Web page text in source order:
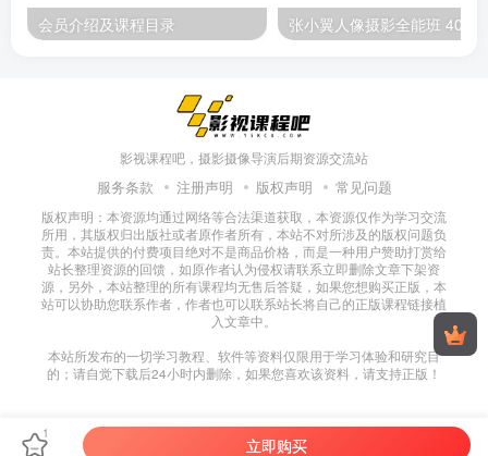
会员介绍及课程目录
影视课程吧，摄影摄像导演后期资源交流站
服务条款 注册声明 版权声明 常见问题
版权声明：本资源均通过网络等合法渠道获取，本资源仅作为学习交流
所用，其版权归出版社或者原作者所有，本站不对所涉及的版权问题负
责。本站提供的付费项目绝对不是商品价格，而是一种用户赞助打赏给
站长整理资源的回馈，如原作者认为侵权请联系立即删除文章下架资
源，另外，本站整理的所有课程均无售后答疑，如果您想购买正版，本
站可以协助您联系作者，作者也可以联系站长将自己的正版课程链接植
入文章中。
本站所发布的一切学习教程、软件等资料仅限用于学习体验和研究目
的；请自觉下载后24小时内删除，如果您喜欢该资料，请支持正版！
1
立即购买